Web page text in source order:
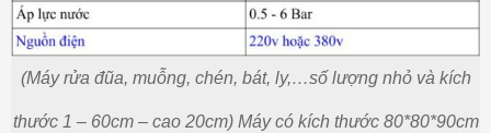
(Máy rửa đũa, muỗng, chén, bát, ly,…số lượng nhỏ và kích
thước 1 – 60cm – cao 20cm) Máy có kích thước 80*80*90cm